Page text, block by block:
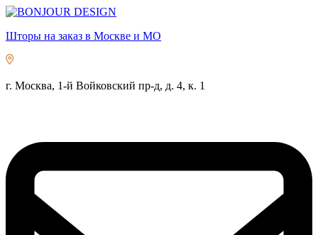
Шторы на заказ в Москве и МО
г. Москва, 1-й Войковский пр-д, д. 4, к. 1